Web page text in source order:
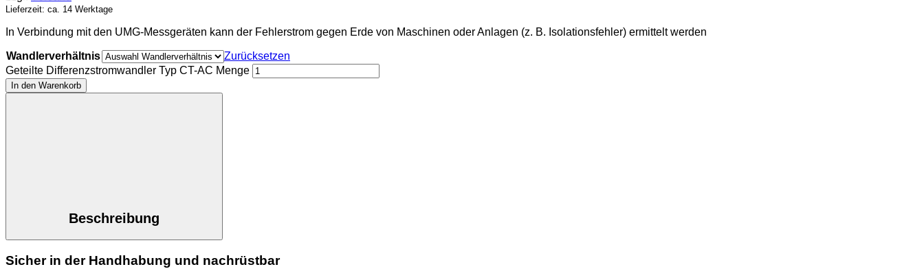
Lieferzeit: ca. 14 Werktage
In Verbindung mit den UMG-Messgeräten kann der Fehlerstrom gegen Erde von Maschinen oder Anlagen (z. B. Isolationsfehler) ermittelt werden
Wandlerverhältnis
Zurücksetzen
Geteilte Differenzstromwandler Typ CT-AC Menge
In den Warenkorb
Beschreibung
Sicher in der Handhabung und nachrüstbar